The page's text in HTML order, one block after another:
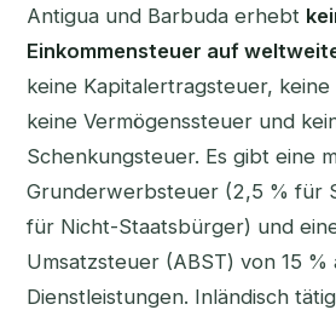
Antigua und Barbuda erhebt
Einkommensteuer auf
keine Kapitalertragsteuer,
keine Vermögenssteuer und
Schenkungsteuer. Es gibt eine
Grunderwerbsteuer (2,5 % für
für Nicht-Staatsbürger) und
Umsatzsteuer (ABST) von 15 %
Dienstleistungen. Inländisch